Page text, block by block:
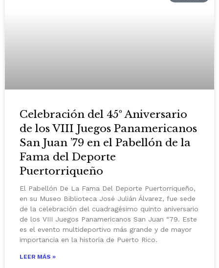
Celebración del 45º Aniversario
de los VIII Juegos Panamericanos
San Juan ’79 en el Pabellón de la
Fama del Deporte
Puertorriqueño
El Pabellón De La Fama Del Deporte Puertorriqueño,
en su Museo Biblioteca José Julián Álvarez, fue sede
de la celebración del cuadragésimo quinto aniversario
de los VIII Juegos Panamericanos San Juan “79. Este
es el evento multideportivo más grande y de mayor
importancia en la historia de Puerto Rico.
LEER MÁS »